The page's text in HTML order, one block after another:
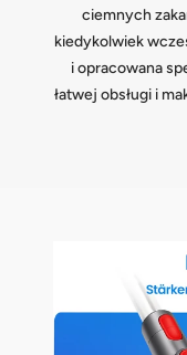
ciemnych
kiedykolwiek
i opracowana
łatwej obsługi i